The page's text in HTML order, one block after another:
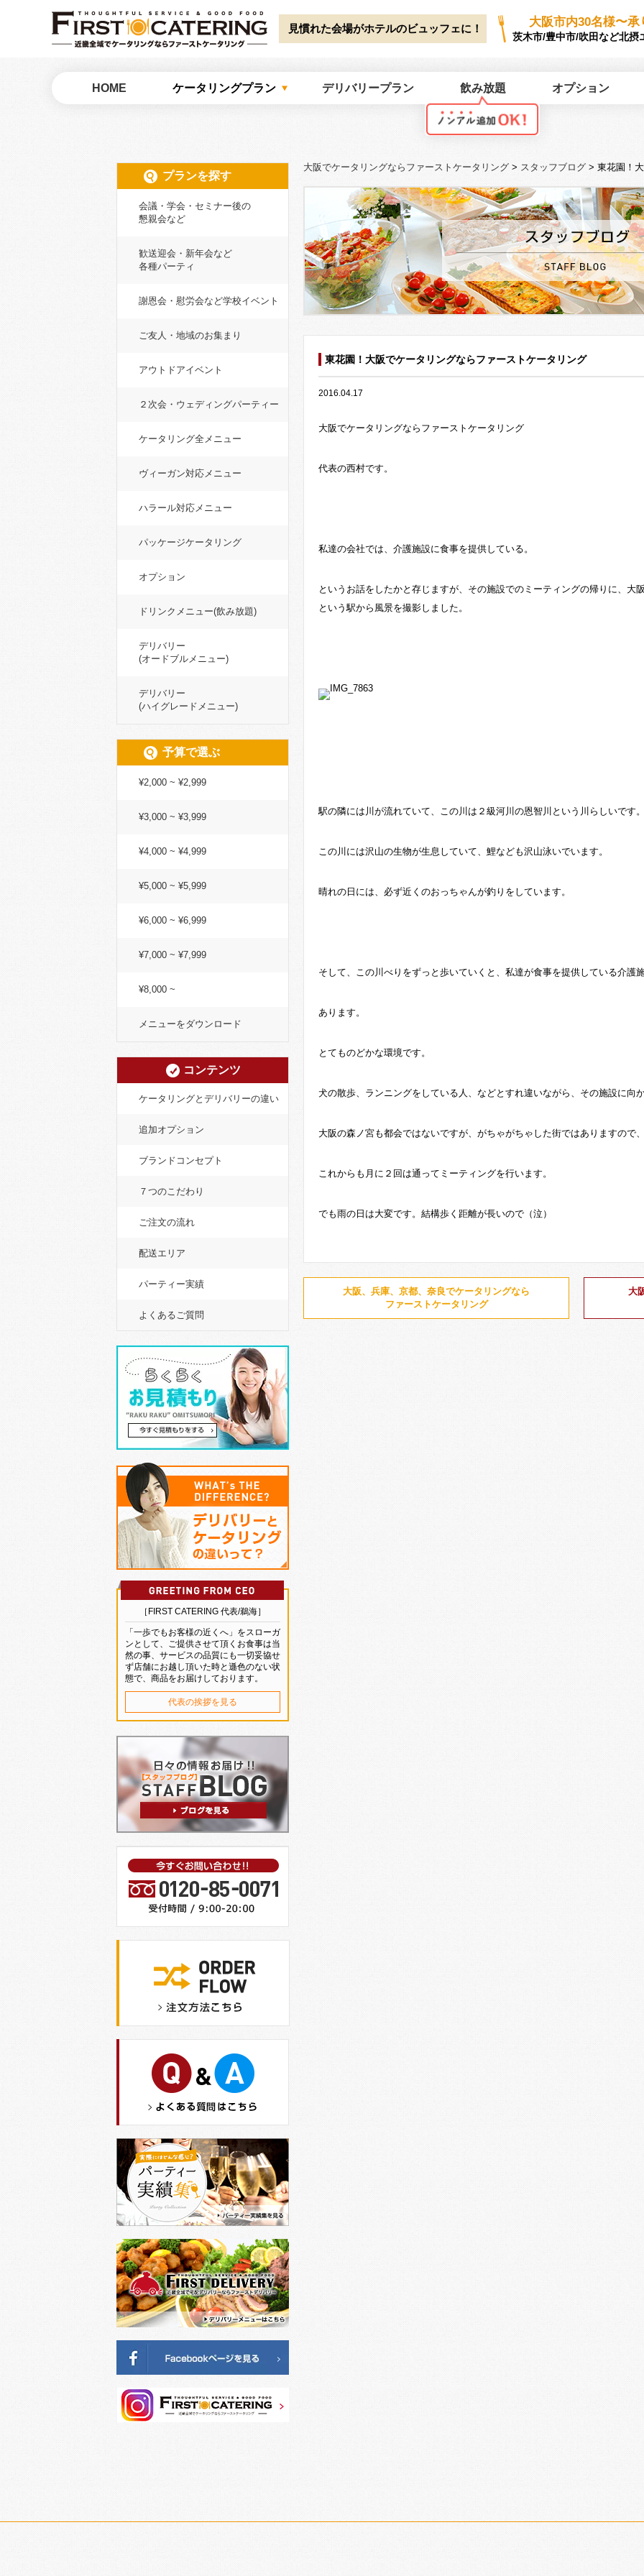
: Undefined array key "HTTP_ACCEPT_LANGUAGE" in /home/catwork/first-catering.jp/public_html/wp2025/wp-content/themes/first-
見慣れた会場がホテルのビュッフェに！ 大阪市内30名様〜承
茨木市/豊中市/吹田など北摂
HOME ケータリングプラン デリバリープラン 飲み放題 オプション
大阪でケータリングならファーストケータリング > スタッフブログ > 東花園！
東花園！大阪でケータリングならファーストケータリング
2016.04.17
大阪でケータリングならファーストケータリング
代表の西村です。
私達の会社では、介護施設に食事を提供している。
というお話をしたかと存じますが、その施設でのミーティングの帰りに、大
という駅から風景を撮影しました。
駅の隣には川が流れていて、この川は２級河川の恩智川という川らしいです
この川には沢山の生物が生息していて、鯉なども沢山泳いでいます。
晴れの日には、必ず近くのおっちゃんが釣りをしています。
そして、この川べりをずっと歩いていくと、私達が食事を提供している介護
あります。
とてものどかな環境です。
犬の散歩、ランニングをしている人、などとすれ違いながら、その施設に向
大阪の森ノ宮も都会ではないですが、がちゃがちゃした街ではありますので
これからも月に２回は通ってミーティングを行います。
でも雨の日は大変です。結構歩く距離が長いので（泣）
大阪、兵庫、京都、奈良でケータリングなら
ファーストケータリング
大
プランを探す
会議・学会・セミナー後の
懇親会など
歓送迎会・新年会など
各種パーティ
謝恩会・慰労会など学校イベント
ご友人・地域のお集まり
アウトドアイベント
２次会・ウェディングパーティー
ケータリング全メニュー
ヴィーガン対応メニュー
ハラール対応メニュー
パッケージケータリング
オプション
ドリンクメニュー(飲み放題)
デリバリー
(オードブルメニュー)
デリバリー
(ハイグレードメニュー)
予算で選ぶ
¥2,000 ~ ¥2,999
¥3,000 ~ ¥3,999
¥4,000 ~ ¥4,999
¥5,000 ~ ¥5,999
¥6,000 ~ ¥6,999
¥7,000 ~ ¥7,999
¥8,000 ~
メニューをダウンロード
コンテンツ
ケータリングとデリバリーの違い
追加オプション
ブランドコンセプト
７つのこだわり
ご注文の流れ
配送エリア
パーティー実績
よくあるご質問
［FIRST CATERING 代表/鵜海］
「一歩でもお客様の近くへ」をスローガ
ンとして、ご提供させて頂くお食事は当
然の事、サービスの品質にも一切妥協せ
ず店舗にお越し頂いた時と遜色のない状
態で、商品をお届けしております。
代表の挨拶を見る